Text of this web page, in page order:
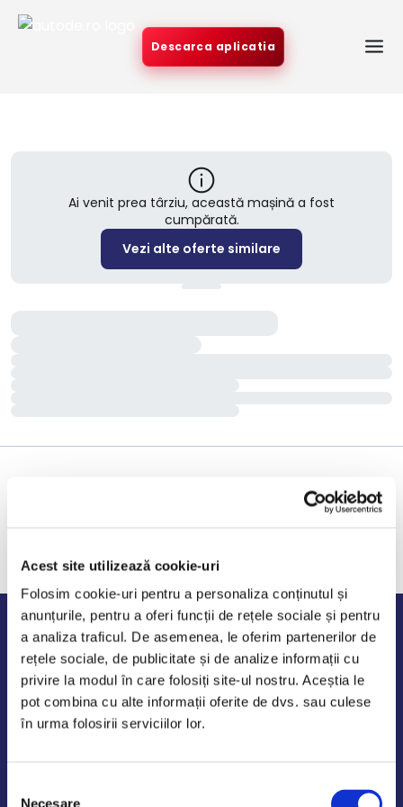
Acest site utilizează cookie-uri
Folosim cookie-uri pentru a personaliza conținutul și
anunțurile, pentru a oferi funcții de rețele sociale și pentru
a analiza traficul. De asemenea, le oferim partenerilor de
rețele sociale, de publicitate și de analize informații cu
privire la modul în care folosiți site-ul nostru. Aceștia le
pot combina cu alte informații oferite de dvs. sau culese
în urma folosirii serviciilor lor.
Necesare
Descarca aplicatia
Ai venit prea târziu, această mașină a fost
cumpărată.
Vezi alte oferte similare
Program de lucru
Luni - Vineri: 09:00-18:00
Sambata - Duminica: 10:00-14:00